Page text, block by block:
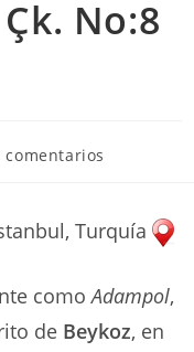
No:8
comentarios
Turquía
comoAdampol,
de Beykoz, en